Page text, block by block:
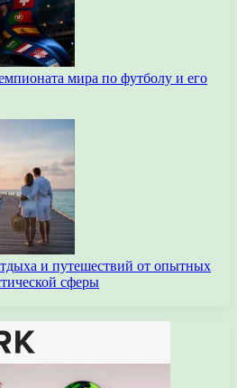
мира по футболу и его
и путешествий от опытных
сферы